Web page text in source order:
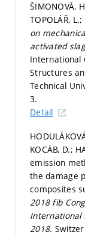
ŠIMONOVÁ,
TOPOLÁŘ, L.;
on
activated
International
Structures
Technical
3.
Detail
KOCÁB, D.;
emission
the damage
composites
2018 fib
International
2018.